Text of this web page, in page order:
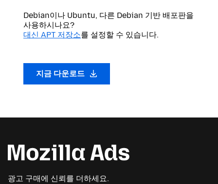
Debian이나 Ubuntu, 다른 Debian 기반 배포판을
사용하시나요?
대신 APT 저장소를 설정할 수 있습니다.
지금 다운로드
광고 구매에 신뢰를 더하세요.